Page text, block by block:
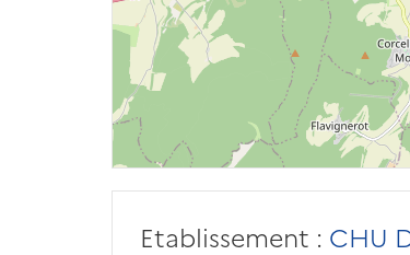
Etablissement : CHU